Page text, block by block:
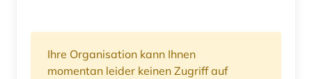
Ihre Organisation kann Ihnen
momentan leider keinen Zugriff auf